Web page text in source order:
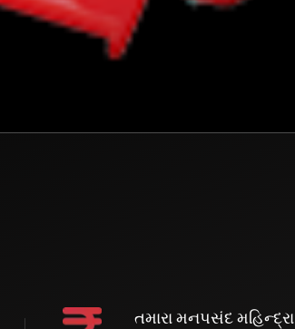
તમારા મનપસંદ મહિન્દ્રા